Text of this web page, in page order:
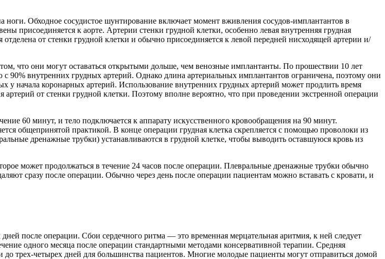
Обходное сосудистое шунтирование включает момент вживления сосудов-имплантантов в
присоединяется к аорте. Артерии стенки грудной клетки, особенно левая внутренняя грудная
от стенки грудной клетки и обычно присоединяется к левой передней нисходящей артерии и/
что они могут оставаться открытыми дольше, чем венозные имплантанты. По прошествии 10 лет
внутренних грудных артерий. Однако длина артериальных имплантантов ограничена, поэтому они
у начала коронарных артерий. Использование внутренних грудных артерий может продлить время
от стенки грудной клетки. Поэтому вполне вероятно, что при проведении экстренной операции
60 минут, и тело подключается к аппарату искусственного кровообращения на 90 минут.
общепринятой практикой. В конце операции грудная клетка скрепляется с помощью проволоки из
дренажные трубки) устанавливаются в грудной клетке, чтобы выводить оставшуюся кровь из
может продолжаться в течение 24 часов после операции. Плевральные дренажные трубки обычно
сразу после операции. Обычно через день после операции пациентам можно вставать с кровати, и
после операции. Сбои сердечного ритма — это временная мерцательная аритмия, к ней следует
одного месяца после операции стандартными методами консервативной терапии. Средняя
трех-четырех дней для большинства пациентов. Многие молодые пациенты могут отправиться домой